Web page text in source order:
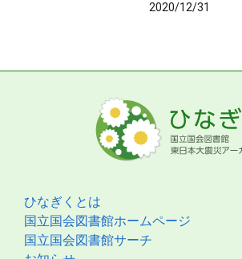
2020/12/31
ひなぎくとは
国立国会図書館ホームページ
国立国会図書館サーチ